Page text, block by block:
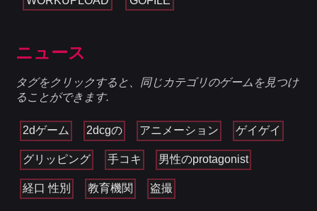
ニュース
タグをクリックすると、同じカテゴリのゲームを見つけ
ることができます.
2dゲーム 2dcgの アニメーション ゲイゲイ
グリッピング 手コキ 男性のprotagonist
経口 性別 教育機関 盗撮